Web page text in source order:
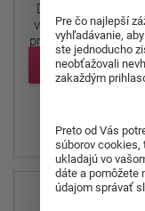
Drevená posteľ
veľkým deleným
priestorom a
Detail
Pre čo najlepší
vyhľadávanie,
ste jednoducho
neobťažovali
zakaždým
Preto od Vás
súborov cookies,
ukladajú vo
dáte a pomôžete
údajom správať